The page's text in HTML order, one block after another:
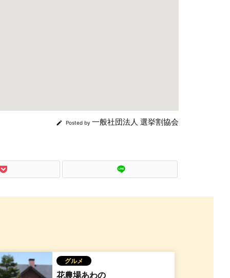
 Posted by 一般社団法人 選挙割協会
グルメ
花農場あわの